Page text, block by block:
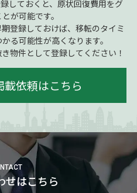
しておくと、原状回復費用をグ
が可能です。
登録しておけば、移転のタイミ
る可能性が高くなります。
物件として登録してください！
載依頼はこちら
せはこちら